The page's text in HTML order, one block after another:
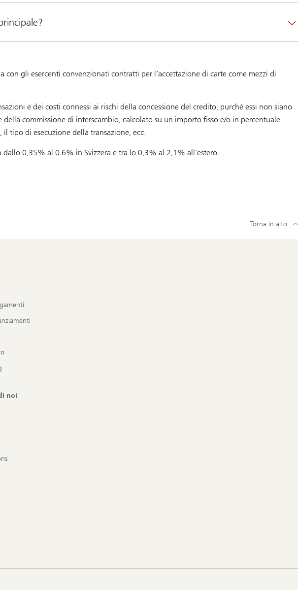
gli esercenti convenzionati contratti per l’accettazione di carte come mezzi di
e dei costi connessi ai rischi della concessione del credito, purché essi non siano
commissione di interscambio, calcolato su un importo fisso e/o in percentuale
tipo di esecuzione della transazione, ecc.
0,35% al 0.6% in Svizzera e tra lo 0,3% al 2,1% all’estero.
Torna in alto
noi